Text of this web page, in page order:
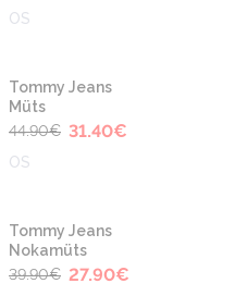
OS
Tommy Jeans
Müts
44.90€ 31.40€
OS
Tommy Jeans
Nokamüts
39.90€ 27.90€